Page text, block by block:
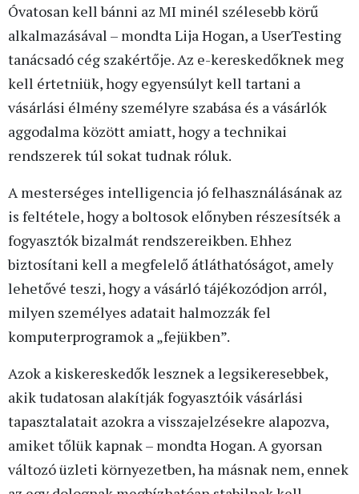
Óvatosan kell bánni az MI minél szélesebb körű
alkalmazásával – mondta Lija Hogan, a UserTesting
tanácsadó cég szakértője. Az e-kereskedőknek meg
kell értetniük, hogy egyensúlyt kell tartani a
vásárlási élmény személyre szabása és a vásárlók
aggodalma között amiatt, hogy a technikai
rendszerek túl sokat tudnak róluk.
A mesterséges intelligencia jó felhasználásának az
is feltétele, hogy a boltosok előnyben részesítsék a
fogyasztók bizalmát rendszereikben. Ehhez
biztosítani kell a megfelelő átláthatóságot, amely
lehetővé teszi, hogy a vásárló tájékozódjon arról,
milyen személyes adatait halmozzák fel
komputerprogramok a „fejükben”.
Azok a kiskereskedők lesznek a legsikeresebbek,
akik tudatosan alakítják fogyasztóik vásárlási
tapasztalatait azokra a visszajelzésekre alapozva,
amiket tőlük kapnak – mondta Hogan. A gyorsan
változó üzleti környezetben, ha másnak nem, ennek